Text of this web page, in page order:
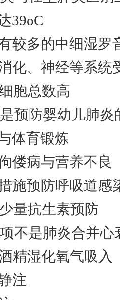
39oC
多的中细湿罗
、神经等系统
胞总数高
防婴幼儿肺炎
育锻炼
病与营养不良
预防呼吸道感
抗生素预防
是肺炎合并心
湿化氧气吸入
注